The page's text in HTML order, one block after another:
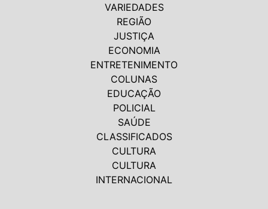
VARIEDADES
REGIÃO
JUSTIÇA
ECONOMIA
ENTRETENIMENTO
COLUNAS
EDUCAÇÃO
POLICIAL
SAÚDE
CLASSIFICADOS
CULTURA
CULTURA
INTERNACIONAL